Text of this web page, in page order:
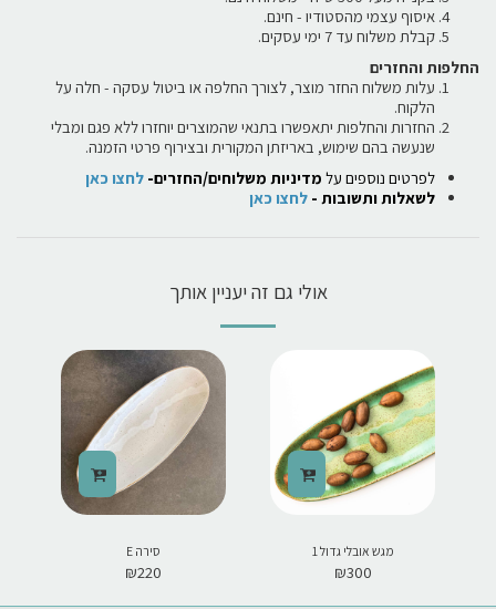
איסוף עצמי מהסטודיו - חינם.
קבלת משלוח עד 7 ימי עסקים.
החלפות והחזרים
עלות משלוח החזר מוצר, לצורך החלפה או ביטול עסקה - חלה על
הלקוח.
החזרות והחלפות יתאפשרו בתנאי שהמוצרים יוחזרו ללא פגם ומבלי
שנעשה בהם שימוש, באריזתן המקורית ובצירוף פרטי הזמנה.
לפרטים נוספים על מדיניות משלוחים/החזרים- לחצו כאן
לשאלות ותשובות - לחצו כאן
אולי גם זה יעניין אותך
מגש אובלי גדול 1
₪300
סירה E
₪220